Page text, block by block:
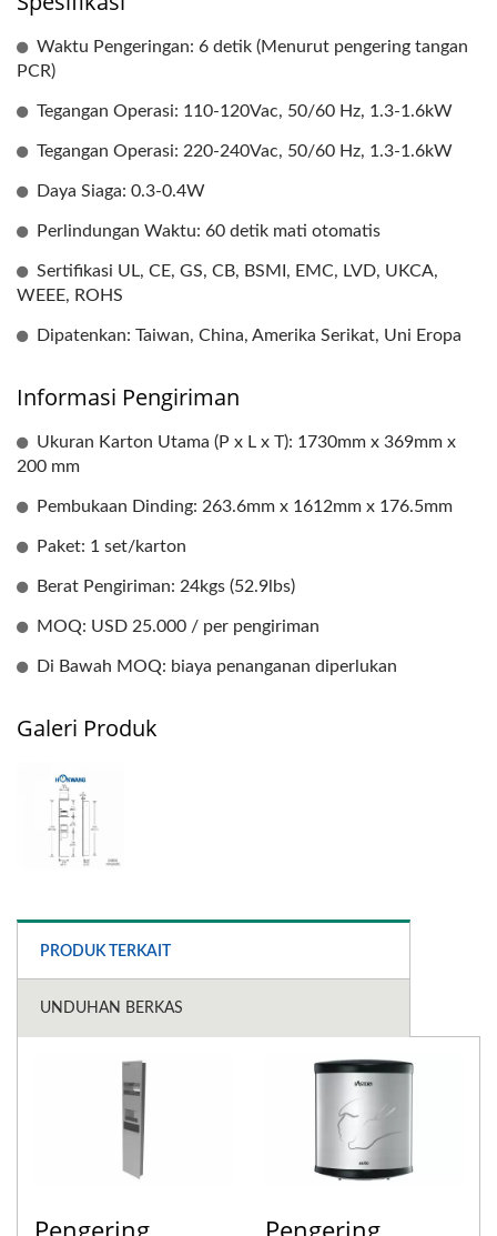
Waktu Pengeringan: 6 detik (Menurut pengering tangan
PCR)
Tegangan Operasi: 110-120Vac, 50/60 Hz, 1.3-1.6kW
Tegangan Operasi: 220-240Vac, 50/60 Hz, 1.3-1.6kW
Daya Siaga: 0.3-0.4W
Perlindungan Waktu: 60 detik mati otomatis
Sertifikasi UL, CE, GS, CB, BSMI, EMC, LVD, UKCA,
WEEE, ROHS
Dipatenkan: Taiwan, China, Amerika Serikat, Uni Eropa
Informasi Pengiriman
Ukuran Karton Utama (P x L x T): 1730mm x 369mm x
200 mm
Pembukaan Dinding: 263.6mm x 1612mm x 176.5mm
Paket: 1 set/karton
Berat Pengiriman: 24kgs (52.9lbs)
MOQ: USD 25.000 / per pengiriman
Di Bawah MOQ: biaya penanganan diperlukan
Galeri Produk
PRODUK TERKAIT
UNDUHAN BERKAS
Pengering Pengering